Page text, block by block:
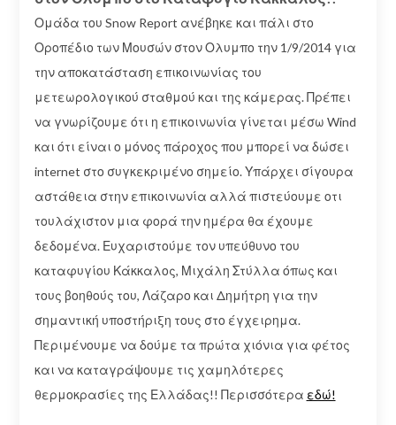
Ομάδα του Snow Report ανέβηκε και πάλι στο
Οροπέδιο των Μουσών στον Ολυμπο την 1/9/2014 για
την αποκατάσταση επικοινωνίας του
μετεωρολογικού σταθμού και της κάμερας. Πρέπει
να γνωρίζουμε ότι η επικοινωνία γίνεται μέσω Wind
και ότι είναι ο μόνος πάροχος που μπορεί να δώσει
internet στο συγκεκριμένο σημείο. Υπάρχει σίγουρα
αστάθεια στην επικοινωνία αλλά πιστεύουμε οτι
τουλάχιστον μια φορά την ημέρα θα έχουμε
δεδομένα. Ευχαριστούμε τον υπεύθυνο του
καταφυγίου Κάκκαλος, Μιχάλη Στύλλα όπως και
τους βοηθούς του, Λάζαρο και Δημήτρη για την
σημαντική υποστήριξη τους στο έγχειρημα.
Περιμένουμε να δούμε τα πρώτα χιόνια για φέτος
και να καταγράψουμε τις χαμηλότερες
θερμοκρασίες της Ελλάδας!! Περισσότερα εδώ!